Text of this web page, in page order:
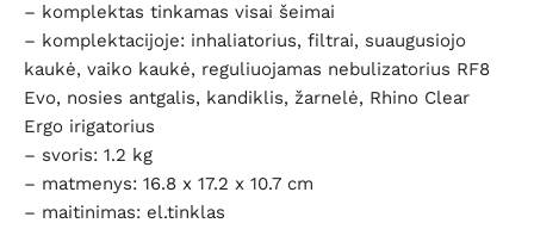
– komplektas tinkamas visai šeimai
– komplektacijoje: inhaliatorius, filtrai, suaugusiojo
kaukė, vaiko kaukė, reguliuojamas nebulizatorius RF8
Evo, nosies antgalis, kandiklis, žarnelė, Rhino Clear
Ergo irigatorius
– svoris: 1.2 kg
– matmenys: 16.8 x 17.2 x 10.7 cm
– maitinimas: el.tinklas